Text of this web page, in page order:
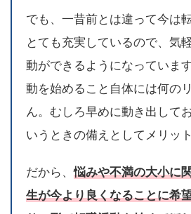
でも、一昔前とは違って今は
とても充実しているので、気
動ができるようになっていま
動を始めること自体には何の
ん。むしろ早めに動き出して
いうときの備えとしてメリッ
だから、悩みや不満の大小に
生が今より良くなることに希